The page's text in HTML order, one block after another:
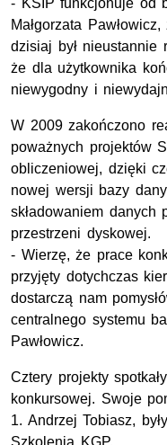
- KSIP funkcjonuje od
Małgorzata
dzisiaj był nieustannie
że dla użytkownika
niewygodny i
W 2009 zakończono
poważnych projektów
obliczeniowej, dzięki
nowej wersji bazy
składowaniem
przestrzeni dyskowej.
- Wierzę, że prace
przyjęty dotychczas
dostarczą nam
centralnego systemu
Pawłowicz.
Cztery projekty
konkursowej. Swoje
1. Andrzej Tobiasz,